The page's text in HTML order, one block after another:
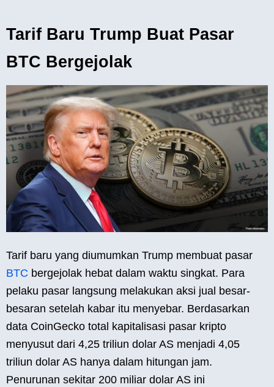
Tarif Baru Trump Buat Pasar
BTC Bergejolak
Tarif baru yang diumumkan Trump membuat pasar
BTC bergejolak hebat dalam waktu singkat. Para
pelaku pasar langsung melakukan aksi jual besar-
besaran setelah kabar itu menyebar. Berdasarkan
data CoinGecko total kapitalisasi pasar kripto
menyusut dari 4,25 triliun dolar AS menjadi 4,05
triliun dolar AS hanya dalam hitungan jam.
Penurunan sekitar 200 miliar dolar AS ini